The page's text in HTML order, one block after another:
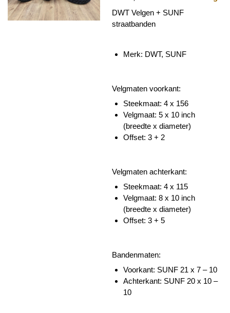
DWT Velgen + SUNF
straatbanden
Merk: DWT, SUNF
Velgmaten voorkant:
Steekmaat: 4 x 156
Velgmaat: 5 x 10 inch
(breedte x diameter)
Offset: 3 + 2
Velgmaten achterkant:
Steekmaat: 4 x 115
Velgmaat: 8 x 10 inch
(breedte x diameter)
Offset: 3 + 5
Bandenmaten:
Voorkant: SUNF 21 x 7 – 10
Achterkant: SUNF 20 x 10 –
10